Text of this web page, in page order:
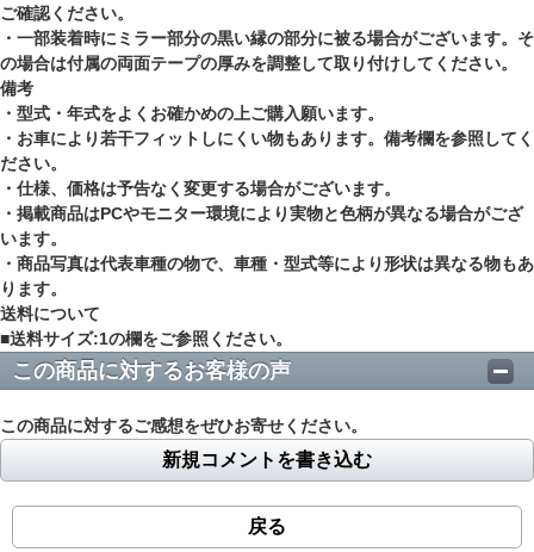
ご確認ください。
・一部装着時にミラー部分の黒い縁の部分に被る場合がございます。そ
の場合は付属の両面テープの厚みを調整して取り付けしてください。
備考
・型式・年式をよくお確かめの上ご購入願います。
・お車により若干フィットしにくい物もあります。備考欄を参照してく
ださい。
・仕様、価格は予告なく変更する場合がございます。
・掲載商品はPCやモニター環境により実物と色柄が異なる場合がござ
います。
・商品写真は代表車種の物で、車種・型式等により形状は異なる物もあ
ります。
送料について
■送料サイズ:1の欄をご参照ください。
この商品に対するお客様の声
この商品に対するご感想をぜひお寄せください。
新規コメントを書き込む
戻る